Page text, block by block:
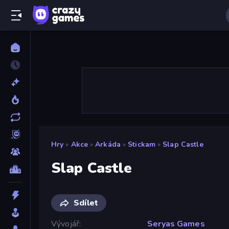
Hry » Akce » Arkáda » Stickam » Slap Castle
Slap Castle
Sdílet
Vývojář
Seryas Games